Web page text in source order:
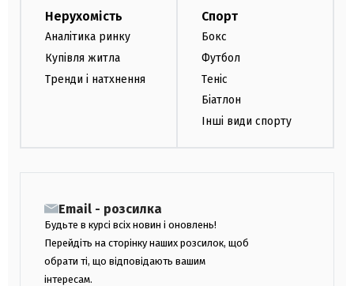
Нерухомість
Аналітика ринку
Купівля житла
Тренди і натхнення
Спорт
Бокс
Футбол
Теніс
Біатлон
Інші види спорту
Email - розсилка
Будьте в курсі всіх новин і оновлень!
Перейдіть на сторінку наших розсилок, щоб
обрати ті, що відповідають вашим
інтересам.